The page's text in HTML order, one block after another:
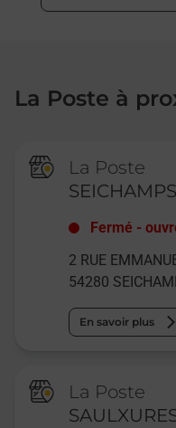
La Poste à
La Poste
SEICHAMPS
Fermé -
2 RUE
54280
En savoir plus
La Poste